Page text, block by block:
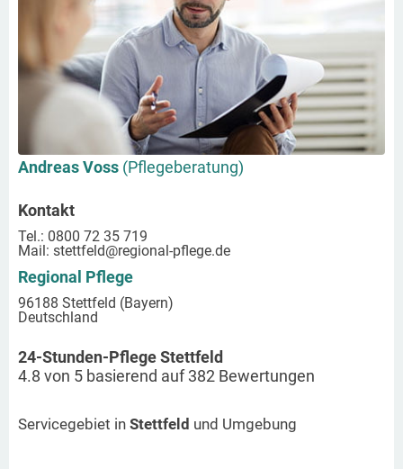
Andreas Voss (Pflegeberatung)
Kontakt
Tel.: 0800 72 35 719
Mail: stettfeld@regional-pflege.de
Regional Pflege
96188 Stettfeld (Bayern)
Deutschland
24-Stunden-Pflege Stettfeld
4.8 von 5 basierend auf382 Bewertungen
Servicegebiet in Stettfeld und Umgebung